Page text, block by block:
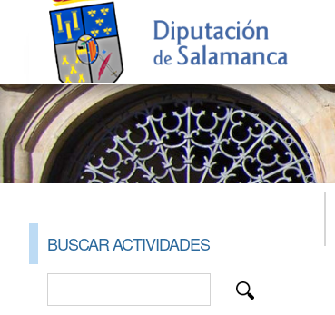
BUSCAR ACTIVIDADES